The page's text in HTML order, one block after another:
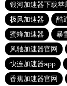
银河加速器下载苹
极风加速器
酷
蜜蜂加速器
暴
风驰加速器官网
快连加速器app
香蕉加速器官网